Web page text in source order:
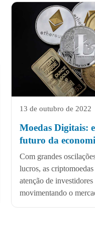
13 de outubro de 2022
Moedas Digitais:
futuro da
Com grandes
lucros, as criptomoedas
atenção de investidores
movimentando o